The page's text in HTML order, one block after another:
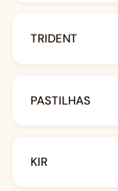
TRIDENT
PASTILHAS
KIR